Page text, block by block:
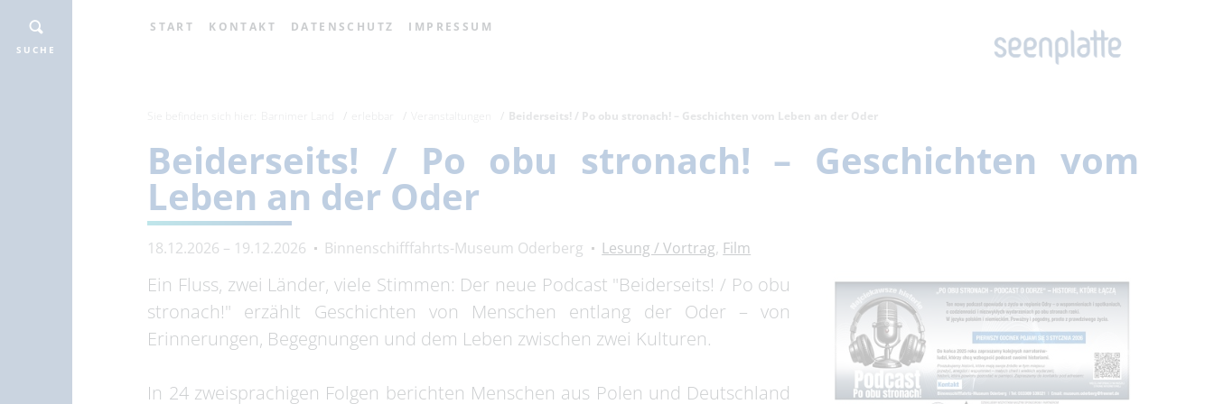
START KONTAKT DATENSCHUTZ IMPRESSUM
SUCHE
Beiderseits! / Po obu stronach! – Geschichten vom Leben an der Oder
Beiderseits! / Po obu stronach! – Geschichten vom
Leben an der Oder
18.12.2026 – 19.12.2026 Binnenschifffahrts-Museum Oderberg Lesung / Vortrag, Film
Ein Fluss, zwei Länder, viele Stimmen: Der neue Podcast "Beiderseits! / Po obu
stronach!" erzählt Geschichten von Menschen entlang der Oder – von
Erinnerungen, Begegnungen und dem Leben zwischen zwei Kulturen.
In 24 zweisprachigen Folgen berichten Menschen aus Polen und Deutschland